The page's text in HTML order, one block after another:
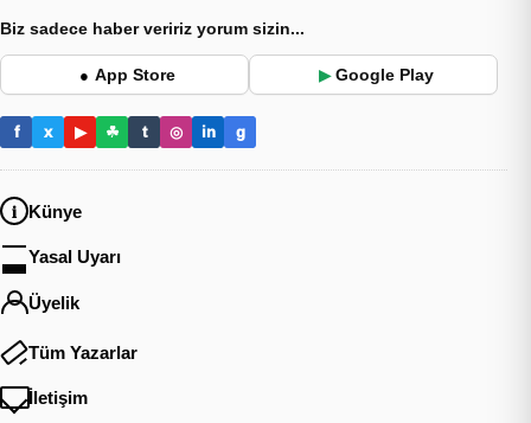
Biz sadece haber veririz yorum sizin...
● App Store ▶ Google Play
f x ▶ ☘ t ◎ in g
Künye
Yasal Uyarı
Üyelik
Tüm Yazarlar
İletişim